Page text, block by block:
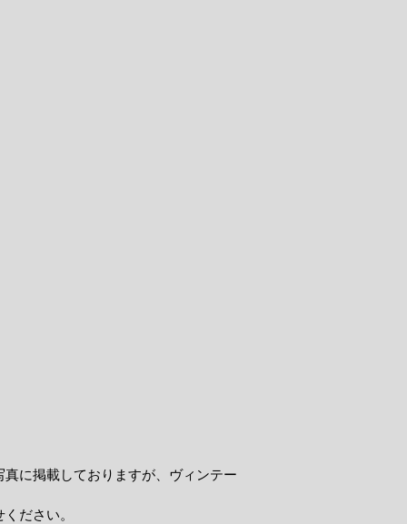
に掲載しておりますが、ヴィンテー
ださい。